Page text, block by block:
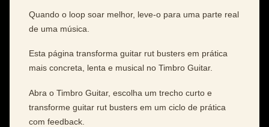
Quando o loop soar melhor, leve-o para uma parte real
de uma música.
Esta página transforma guitar rut busters em prática
mais concreta, lenta e musical no Timbro Guitar.
Abra o Timbro Guitar, escolha um trecho curto e
transforme guitar rut busters em um ciclo de prática
com feedback.